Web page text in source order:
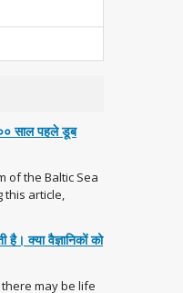
साल पहले डूब
of the Baltic Sea
this article,
है। क्या वैज्ञानिकों को
may be life